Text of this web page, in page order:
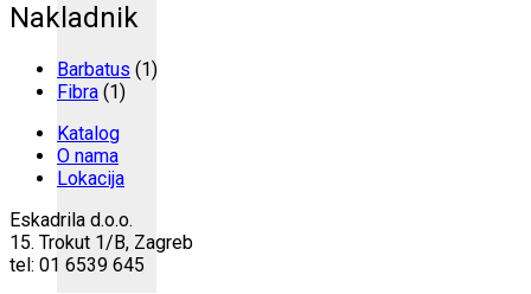
Nakladnik
Barbatus (1)
Fibra (1)
Katalog
O nama
Lokacija
Eskadrila d.o.o.
15. Trokut 1/B, Zagreb
tel: 01 6539 645